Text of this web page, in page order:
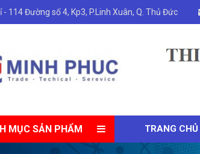
- 114 Đường số 4, Kp3, P.Linh Xuân, Q. Thủ Đức
MỤC SẢN PHẨM TRANG CHỦ